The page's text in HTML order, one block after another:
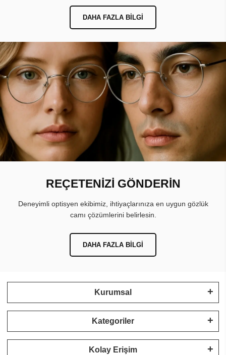
DAHA FAZLA BILGI
REÇETENİZİ GÖNDERİN
Deneyimli optisyen ekibimiz, ihtiyaçlarınıza en uygun gözlük
camı çözümlerini belirlesin.
DAHA FAZLA BILGI
Kurumsal
Kategoriler
Kolay Erişim